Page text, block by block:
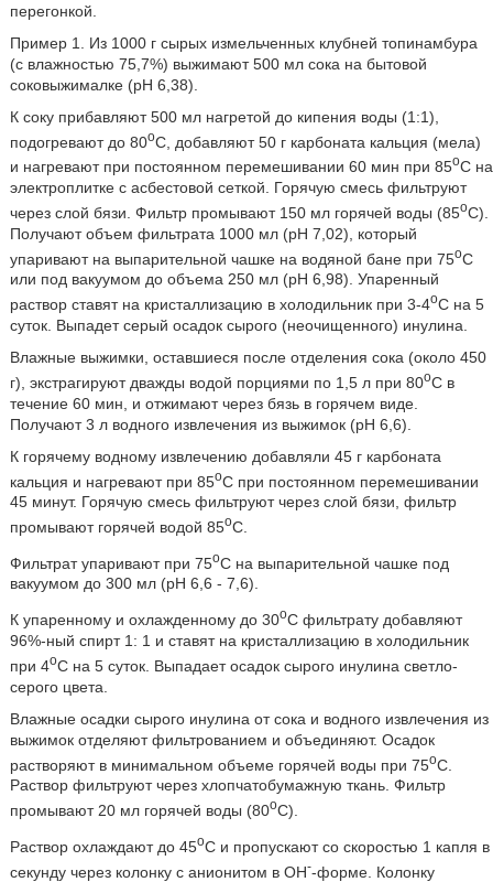
перегонкой.
Пример 1. Из 1000 г сырых измельченных клубней топинамбура
(с влажностью 75,7%) выжимают 500 мл сока на бытовой
соковыжималке (pH 6,38).
К соку прибавляют 500 мл нагретой до кипения воды (1:1),
подогревают до 80oC, добавляют 50 г карбоната кальция (мела)
и нагревают при постоянном перемешивании 60 мин при 85oC на
электроплитке с асбестовой сеткой. Горячую смесь фильтруют
через слой бязи. Фильтр промывают 150 мл горячей воды (85oC).
Получают объем фильтрата 1000 мл (pH 7,02), который
упаривают на выпарительной чашке на водяной бане при 75oC
или под вакуумом до объема 250 мл (pH 6,98). Упаренный
раствор ставят на кристаллизацию в холодильник при 3-4oC на 5
суток. Выпадет серый осадок сырого (неочищенного) инулина.
Влажные выжимки, оставшиеся после отделения сока (около 450
г), экстрагируют дважды водой порциями по 1,5 л при 80oC в
течение 60 мин, и отжимают через бязь в горячем виде.
Получают 3 л водного извлечения из выжимок (pH 6,6).
К горячему водному извлечению добавляли 45 г карбоната
кальция и нагревают при 85oC при постоянном перемешивании
45 минут. Горячую смесь фильтруют через слой бязи, фильтр
промывают горячей водой 85oC.
Фильтрат упаривают при 75oC на выпарительной чашке под
вакуумом до 300 мл (pH 6,6 - 7,6).
К упаренному и охлажденному до 30oC фильтрату добавляют
96%-ный спирт 1: 1 и ставят на кристаллизацию в холодильник
при 4oC на 5 суток. Выпадает осадок сырого инулина светло-
серого цвета.
Влажные осадки сырого инулина от сока и водного извлечения из
выжимок отделяют фильтрованием и объединяют. Осадок
растворяют в минимальном объеме горячей воды при 75oC.
Раствор фильтруют через хлопчатобумажную ткань. Фильтр
промывают 20 мл горячей воды (80oC).
Раствор охлаждают до 45oC и пропускают со скоростью 1 капля в
секунду через колонку с анионитом в OH--форме. Колонку